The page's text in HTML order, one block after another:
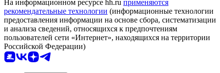
На информационном ресурсе hh.ru применяются
рекомендательные технологии (информационные технологии
предоставления информации на основе сбора, систематизации
и анализа сведений, относящихся к предпочтениям
пользователей сети «Интернет», находящихся на территории
Российской Федерации)